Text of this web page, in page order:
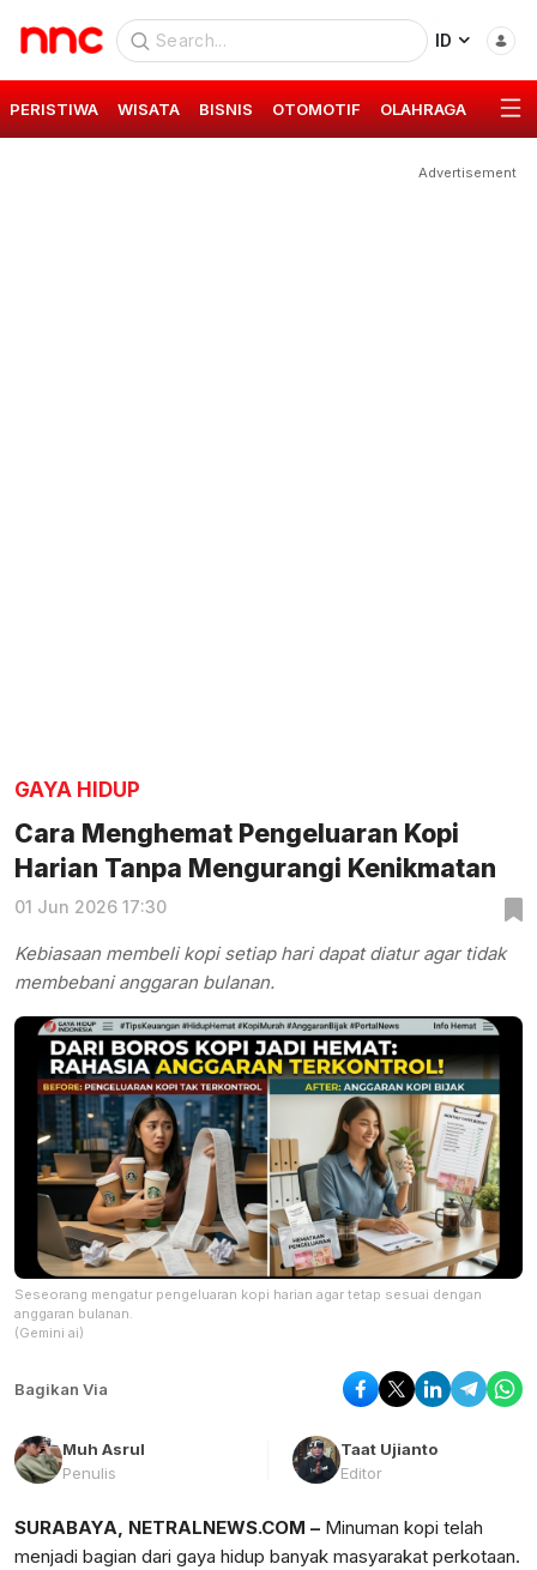
ID
PERISTIWA WISATA BISNIS OTOMOTIF OLAHRAGA GAYA
Advertisement
GAYA HIDUP
Cara Menghemat Pengeluaran Kopi
Harian Tanpa Mengurangi Kenikmatan
01 Jun 2026 17:30
Kebiasaan membeli kopi setiap hari dapat diatur agar tidak
membebani anggaran bulanan.
Seseorang mengatur pengeluaran kopi harian agar tetap sesuai dengan
anggaran bulanan.
(Gemini ai)
Bagikan Via
Muh Asrul
Penulis
Taat Ujianto
Editor
SURABAYA, NETRALNEWS.COM – Minuman kopi telah
menjadi bagian dari gaya hidup banyak masyarakat perkotaan.